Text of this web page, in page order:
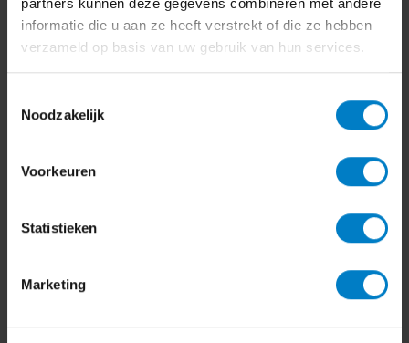
informatie die u aan ze heeft verstrekt of die ze hebben
verzameld op basis van uw gebruik van hun services.
Noodzakelijk
Voorkeuren
Statistieken
Marketing
Bedrijfsadvies
Wat zijn de gevolgen van het
gebruikte bestelauto?